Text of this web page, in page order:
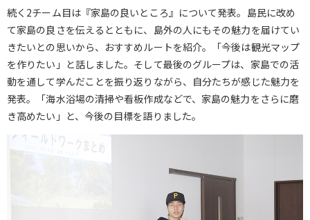
続く2チーム目は『家島の良いところ』について発表。島民に改め
て家島の良さを伝えるとともに、島外の人にもその魅力を届けてい
きたいとの思いから、おすすめルートを紹介。「今後は観光マップ
を作りたい」と話しました。そして最後のグループは、家島での活
動を通して学んだことを振り返りながら、自分たちが感じた魅力を
発表。「海水浴場の清掃や看板作成などで、家島の魅力をさらに磨
き高めたい」と、今後の目標を語りました。